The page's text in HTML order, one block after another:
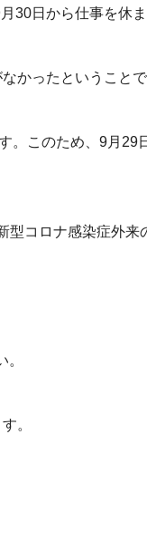
30日から仕事を休
かったということで
このため、9月29
コロナ感染症外来
。